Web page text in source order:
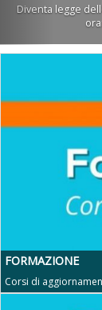
Diventa legge
FORMAZIONE
Corsi di